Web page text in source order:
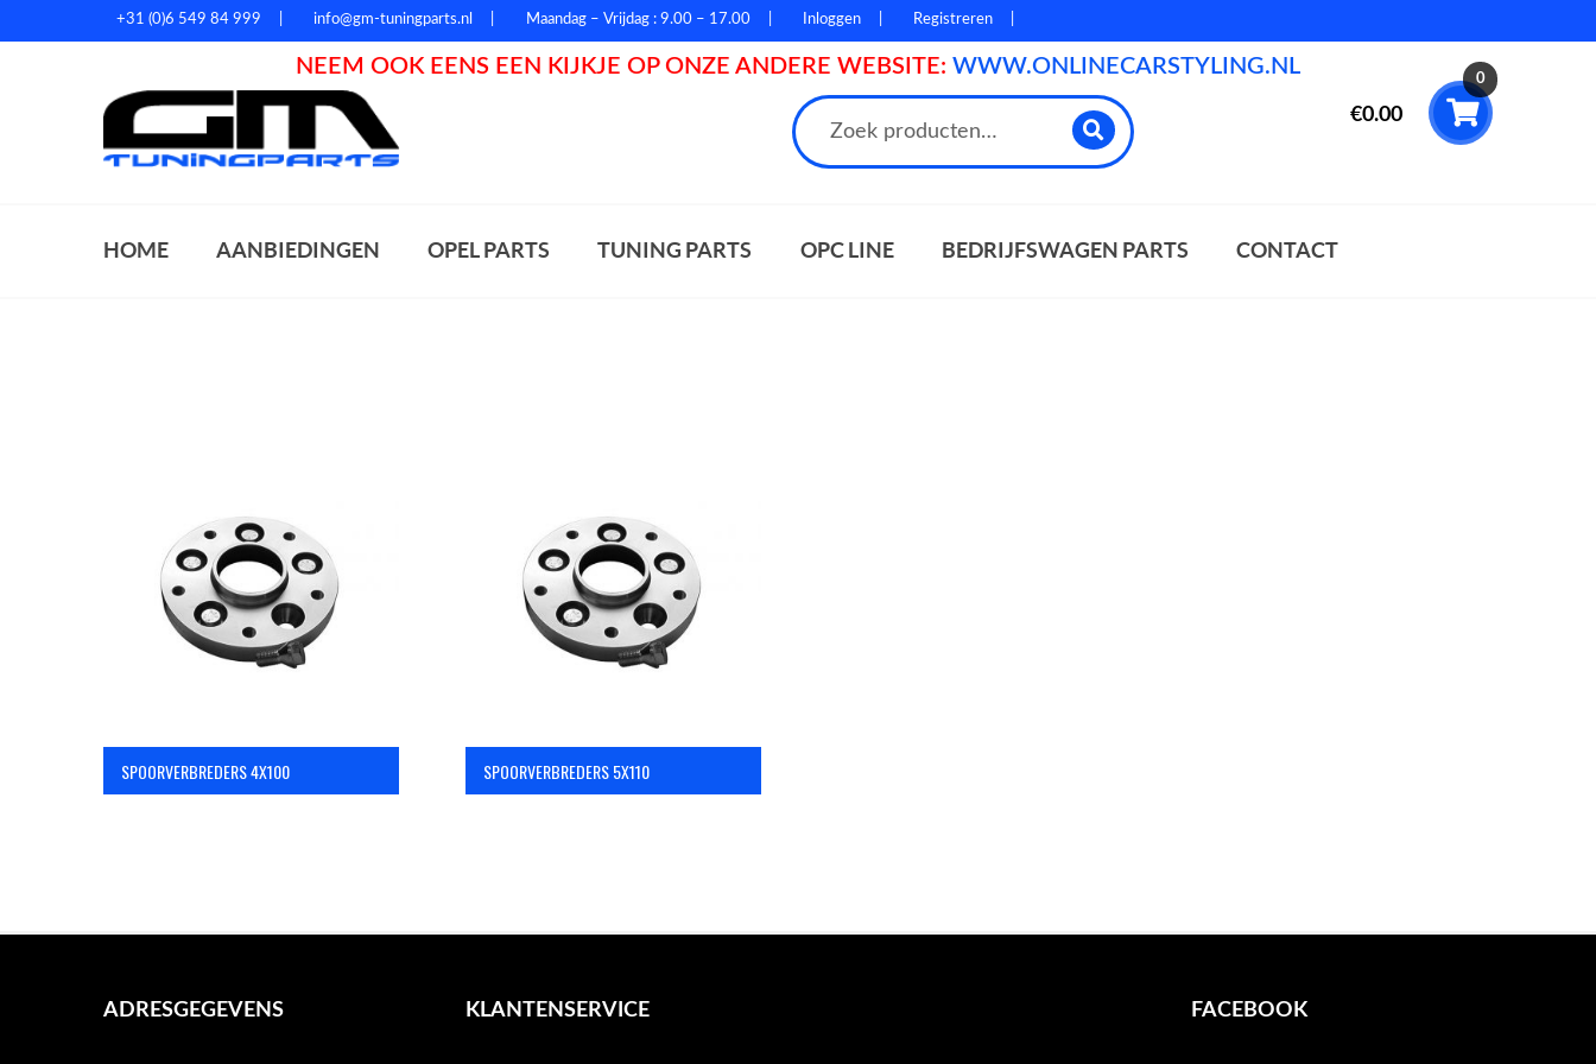
+31 (0)6 549 84 999 info@gm-tuningparts.nl Maandag – Vrijdag : 9.00 – 17.00 Inloggen Registreren
NEEM OOK EENS EEN KIJKJE OP ONZE ANDERE WEBSITE: WWW.ONLINECARSTYLING.NL
€0.00
0
HOME AANBIEDINGEN OPEL PARTS TUNING PARTS OPC LINE BEDRIJFSWAGEN PARTS CONTACT
SPOORVERBREDERS 4X100 SPOORVERBREDERS 5X110
ADRESGEGEVENS KLANTENSERVICE FACEBOOK